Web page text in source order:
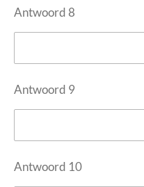
Antwoord 8
Antwoord 9
Antwoord 10